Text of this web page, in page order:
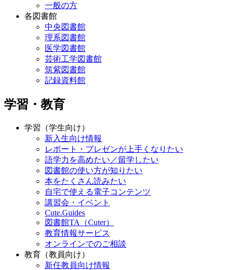
一般の方
各図書館
中央図書館
理系図書館
医学図書館
芸術工学図書館
筑紫図書館
記録資料館
学習・教育
学習（学生向け）
新入生向け情報
レポート・プレゼンが上手くなりたい
語学力を高めたい／留学したい
図書館の使い方が知りたい
本をたくさん読みたい
自宅で使える電子コンテンツ
講習会・イベント
Cute.Guides
図書館TA（Cuter）
教育情報サービス
オンラインでのご相談
教育（教員向け）
新任教員向け情報